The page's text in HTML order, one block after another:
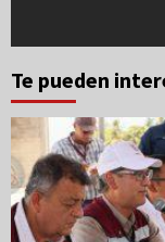
Te pueden